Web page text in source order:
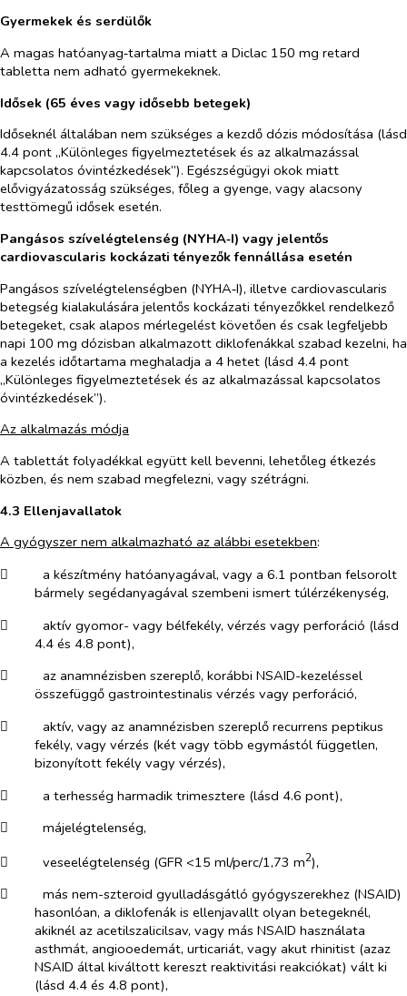
Gyermekek és serdülők
A magas hatóanyag‑tartalma miatt a Diclac 150 mg retard
tabletta nem adható gyermekeknek.
Idősek (65 éves vagy idősebb betegek)
Időseknél általában nem szükséges a kezdő dózis módosítása (lásd
4.4 pont „Különleges figyelmeztetések és az alkalmazással
kapcsolatos óvintézkedések”). Egészségügyi okok miatt
elővigyázatosság szükséges, főleg a gyenge, vagy alacsony
testtömegű idősek esetén.
Pangásos szívelégtelenség (NYHA‑I) vagy jelentős
cardiovascularis kockázati tényezők fennállása esetén
Pangásos szívelégtelenségben (NYHA‑I), illetve cardiovascularis
betegség kialakulására jelentős kockázati tényezőkkel rendelkező
betegeket, csak alapos mérlegelést követően és csak legfeljebb
napi 100 mg dózisban alkalmazott diklofenákkal szabad kezelni, ha
a kezelés időtartama meghaladja a 4 hetet (lásd 4.4 pont
„Különleges figyelmeztetések és az alkalmazással kapcsolatos
óvintézkedések”).
Az alkalmazás módja
A tablettát folyadékkal együtt kell bevenni, lehetőleg étkezés
közben, és nem szabad megfelezni, vagy szétrágni.
4.3 Ellenjavallatok
A gyógyszer nem alkalmazható az alábbi esetekben:
​
a készítmény hatóanyagával, vagy a 6.1 pontban felsorolt
bármely segédanyagával szembeni ismert túlérzékenység,
​
aktív gyomor- vagy bélfekély, vérzés vagy perforáció (lásd
4.4 és 4.8 pont),
​
az anamnézisben szereplő, korábbi NSAID-kezeléssel
összefüggő gastrointestinalis vérzés vagy perforáció,
​
aktív, vagy az anamnézisben szereplő recurrens peptikus
fekély, vagy vérzés (két vagy több egymástól független,
bizonyított fekély vagy vérzés),
​
a terhesség harmadik trimesztere (lásd 4.6 pont),
​
májelégtelenség,
​
veseelégtelenség (GFR <15 ml/perc/1,73 m2),
​
más nem-szteroid gyulladásgátló gyógyszerekhez (NSAID)
hasonlóan, a diklofenák is ellenjavallt olyan betegeknél,
akiknél az acetilszalicilsav, vagy más NSAID használata
asthmát, angiooedemát, urticariát, vagy akut rhinitist (azaz
NSAID által kiváltott kereszt reaktivitási reakciókat) vált ki
(lásd 4.4 és 4.8 pont),